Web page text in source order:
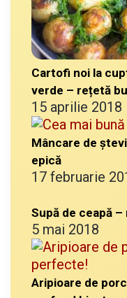
Cartofi noi la
verde – rețetă
15 aprilie 2018
Mâncare de
epică
17 februarie
Supă de ceapă
5 mai 2018
Aripioare de